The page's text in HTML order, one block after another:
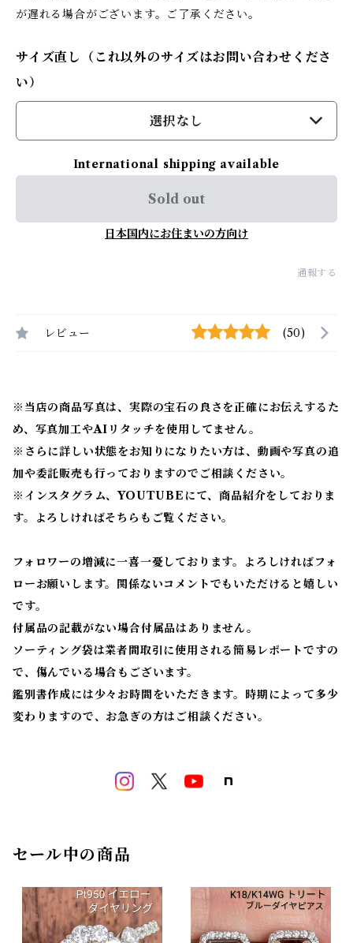
が遅れる場合がございます。ご了承ください。
サイズ直し（これ以外のサイズはお問い合わせくださ
い）
選択なし
International shipping available
Sold out
日本国内にお住まいの方向け
通報する
レビュー (50)
※当店の商品写真は、実際の宝石の良さを正確にお伝えするた
め、写真加工やAIリタッチを使用してません。
※ さらに詳しい状態をお知りになりたい方は、動画や写真の追
加や委託販売も行っておりますのでご相談ください。
※ インスタグラム、YOUTUBEにて、商品紹介をしておりま
す。よろしければそちらもご覧ください。
フォロワーの増減に一喜一憂しております。よろしければフォ
ローお願いします。関係ないコメントでもいただけると嬉しい
です。
付属品の記載がない場合付属品はありません。
ソーティング袋は業者間取引に使用される簡易レポートですの
で、傷んでいる場合もございます。
鑑別書作成には少々お時間をいただきます。時期によって多少
変わりますので、お急ぎの方はご相談ください。
セール中の商品